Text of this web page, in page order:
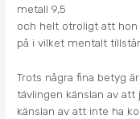
metall 9,5
och helt otroligt att hon
på i vilket mentalt
Trots några fina betyg
tävlingen känslan av
känslan av att inte ha